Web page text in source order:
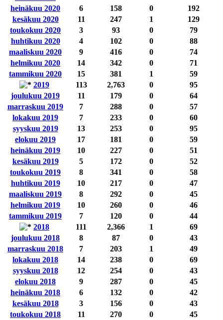
heinäkuu 2020
6 158 0
192
kesäkuu 2020
11 247 1
129
toukokuu 2020
3 93 0
79
huhtikuu 2020
4 102 0
88
maaliskuu 2020
9 416 0
74
helmikuu 2020
14 342 0
71
tammikuu 2020
15 381 1
59
2019
113 2,763 0
95
joulukuu 2019
11 179 0
64
marraskuu 2019
7 288 0
57
lokakuu 2019
7 233 0
60
syyskuu 2019
13 253 0
95
elokuu 2019
17 181 0
59
heinäkuu 2019
10 227 0
51
kesäkuu 2019
5 172 0
52
toukokuu 2019
8 341 0
58
huhtikuu 2019
10 217 0
47
maaliskuu 2019
8 292 0
45
helmikuu 2019
10 260 0
46
tammikuu 2019
7 120 0
44
2018
111 2,366 1
69
joulukuu 2018
8 87 0
43
marraskuu 2018
7 203 1
49
lokakuu 2018
14 238 0
69
syyskuu 2018
12 254 0
43
elokuu 2018
9 287 0
45
heinäkuu 2018
6 132 0
42
kesäkuu 2018
3 156 0
43
toukokuu 2018
11 270 0
45